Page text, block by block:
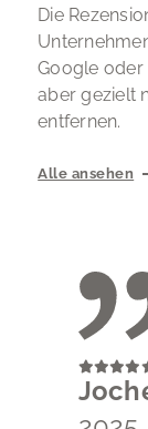
Die
Google
aber gezielt
entfernen.
Alle ansehen